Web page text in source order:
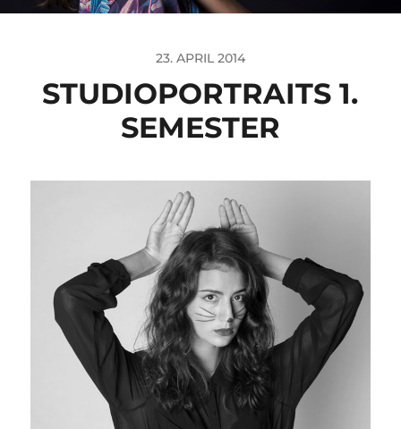
23. APRIL 2014
STUDIOPORTRAITS 1.
SEMESTER